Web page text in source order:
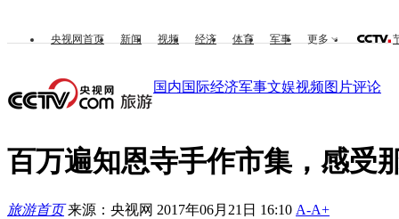
央视网首页 新闻 视频 经济 体育 军事 更多
国内国际经济军事文娱视频图片评论
百万遍知恩寺手作市集，感受
旅游首页 来源：央视网 2017年06月21日 16:10 A-A+